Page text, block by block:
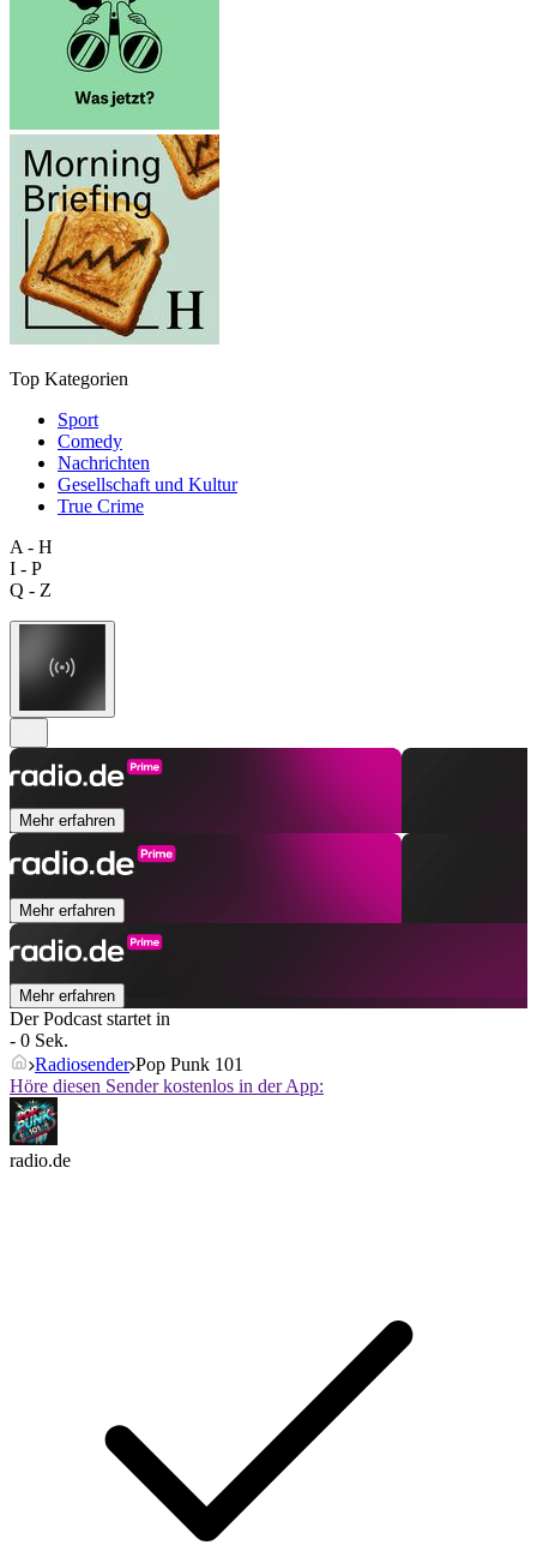
Top Kategorien
Sport
Comedy
Nachrichten
Gesellschaft und Kultur
True Crime
A - H
I - P
Q - Z
Mehr erfahren
Mehr erfahren
Mehr erfahren
Der Podcast startet in
- 0 Sek.
Radiosender Pop Punk 101
Höre diesen Sender kostenlos in der App:
radio.de